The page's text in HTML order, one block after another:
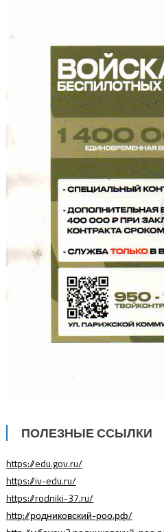
ПОЛЕЗНЫЕ ССЫЛКИ
https://edu.gov.ru/
https://iv-edu.ru/
https://rodniki-37.ru/
http://родниковский-роо.рф/